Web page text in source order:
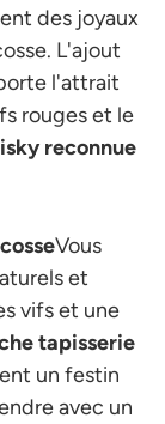
des joyaux
L'ajout
l'attrait
rouges et le
reconnue
Vous
et
vifs et une
tapisserie
un festin
avec un